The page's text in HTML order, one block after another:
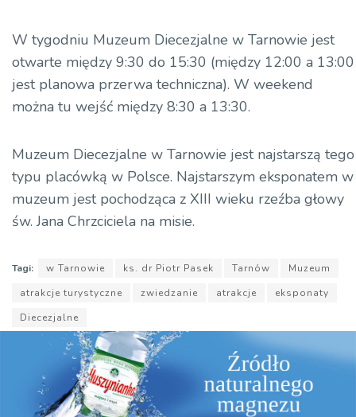
W tygodniu Muzeum Diecezjalne w Tarnowie jest
otwarte między 9:30 do 15:30 (między 12:00 a 13:00
jest planowa przerwa techniczna). W weekend
można tu wejść między 8:30 a 13:30.
Muzeum Diecezjalne w Tarnowie jest najstarszą tego
typu placówką w Polsce. Najstarszym eksponatem w
muzeum jest pochodząca z XIII wieku rzeźba głowy
św. Jana Chrzciciela na misie.
Tagi: w Tarnowie ks. dr Piotr Pasek Tarnów
Muzeum
atrakcje turystyczne
zwiedzanie atrakcje
eksponaty
Diecezjalne